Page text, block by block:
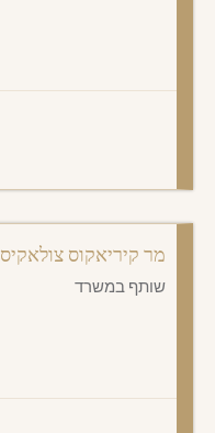
מר קיריאקוס צולאקיס
שותף במשרד